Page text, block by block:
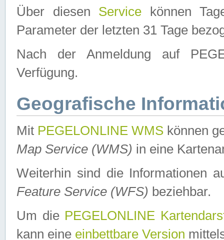
Über diesen Service können
Parameter der letzten 31 Tage
Nach der Anmeldung auf
Verfügung.
Geografische
Mit PEGELONLINE WMS können
Map Service (WMS) in eine
Weiterhin sind die Informationen
Feature Service (WFS) beziehbar.
Um die PEGELONLINE
kann eine einbettbare Version